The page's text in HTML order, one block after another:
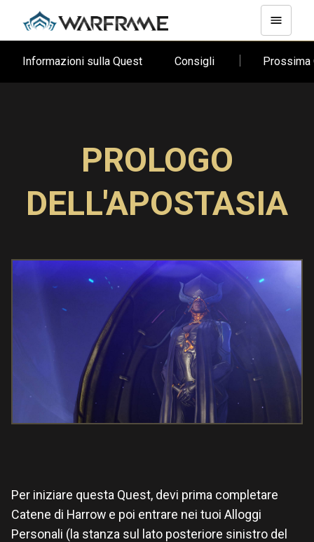
Informazioni sulla Quest Consigli
PROLOGO
DELL'APOSTASIA
Per iniziare questa Quest, devi prima completare
Catene di Harrow e poi entrare nei tuoi Alloggi
Personali (la stanza sul lato posteriore sinistro del